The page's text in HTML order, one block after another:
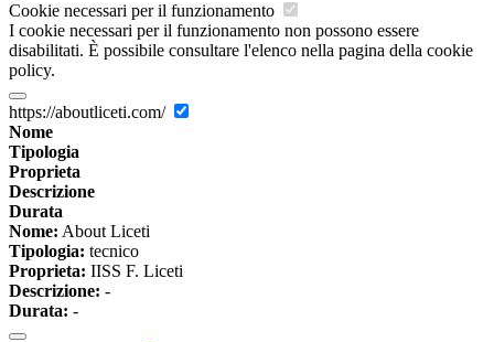
Cookie necessari per il funzionamento
I cookie necessari per il funzionamento non possono essere
disabilitati. È possibile consultare l'elenco nella pagina della cookie
policy.
https://aboutliceti.com/
Nome
Tipologia
Proprieta
Descrizione
Durata
Nome: About Liceti
Tipologia: tecnico
Proprieta: IISS F. Liceti
Descrizione: -
Durata: -